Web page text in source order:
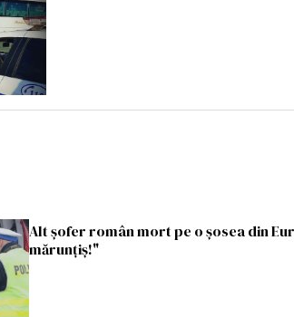
Alt șofer român mort pe o șosea din
mărunțiș!"